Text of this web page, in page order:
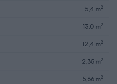
5,4 m2
13,0 m2
12,4 m2
2,35 m2
5,66 m2